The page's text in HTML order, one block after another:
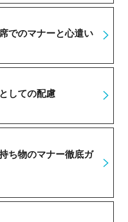
でのマナーと心遣い
しての配慮
ち物のマナー徹底ガ